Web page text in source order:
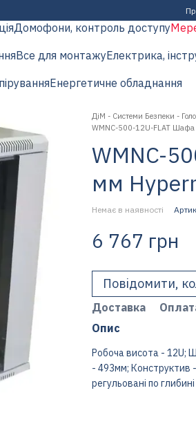
Домофони, контроль доступу
Все для монтажуЕлектрика,
Енергетичне обладнання
ДіМ - Системи Безпеки -
WMNC-500-12U-FLAT
WMNC-
мм
Немає в наявності
6 767 грн
Повідомити,
Доставка
Опис
Робоча висота - 12U;
- 493мм; Конструктив
регульовані по глибині